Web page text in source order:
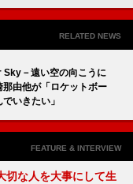
RELATED NEWS
Sky－遠い空の向こうに
那由他が「ロケットボー
いきたい」
FEATURE & INTERVIEW
切な人を大事にして生